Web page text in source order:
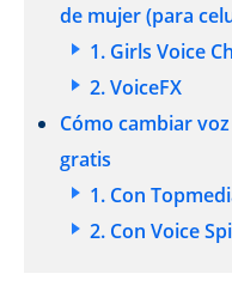
de mujer (para
1. Girls Voice
2. VoiceFX
Cómo cambiar
gratis
1. Con
2. Con Voice